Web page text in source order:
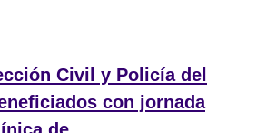
Civil y Policía del
con jornada